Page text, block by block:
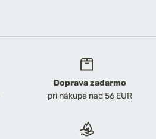
Doprava zadarmo
pri nákupe nad 56 EUR